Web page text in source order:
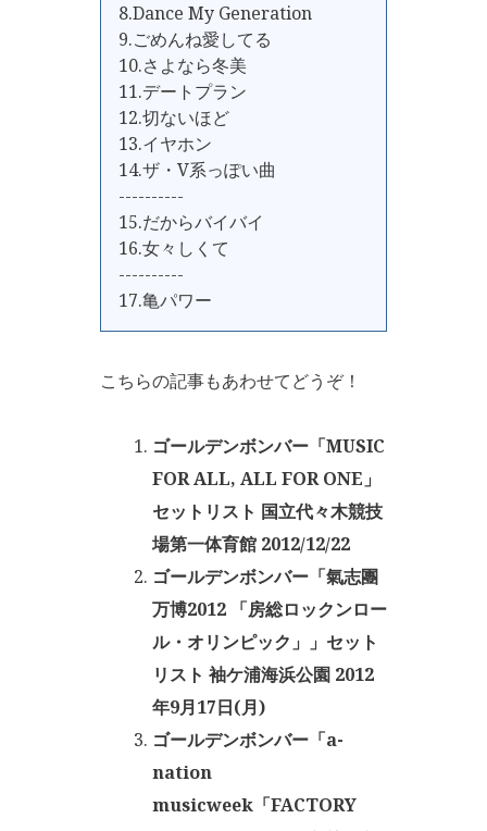
8.Dance My Generation
9.ごめんね愛してる
10.さよなら冬美
11.デートプラン
12.切ないほど
13.イヤホン
14.ザ・V系っぽい曲
----------
15.だからバイバイ
16.女々しくて
----------
17.亀パワー
こちらの記事もあわせてどうぞ！
ゴールデンボンバー「MUSIC
FOR ALL, ALL FOR ONE」
セットリスト 国立代々木競技
場第一体育館 2012/12/22
ゴールデンボンバー「氣志團
万博2012 「房総ロックンロー
ル・オリンピック」」セット
リスト 袖ケ浦海浜公園 2012
年9月17日(月)
ゴールデンボンバー「a-
nation
musicweek「FACTORY